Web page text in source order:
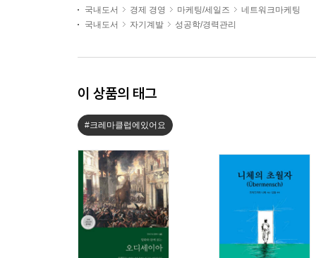
국내도서 경제 경영 마케팅/세일즈
네트워크마케팅
국내도서
자기계발 성공학/경력관리
이 상품의 태그
#크레마클럽에있어요